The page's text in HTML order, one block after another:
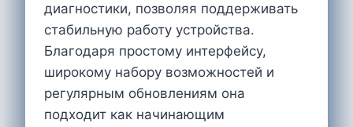
диагностики, позволяя поддерживать
стабильную работу устройства.
Благодаря простому интерфейсу,
широкому набору возможностей и
регулярным обновлениям она
подходит как начинающим